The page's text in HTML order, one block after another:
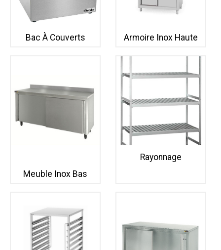
Bac À Couverts Armoire Inox Haute
Meuble Inox Bas
Rayonnage